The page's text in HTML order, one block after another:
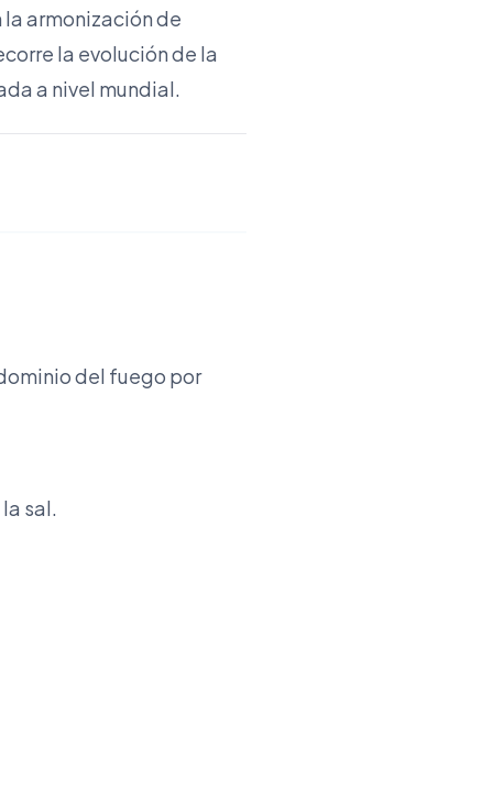
la armonización de
la evolución de la
a nivel mundial.
del fuego por
sal.